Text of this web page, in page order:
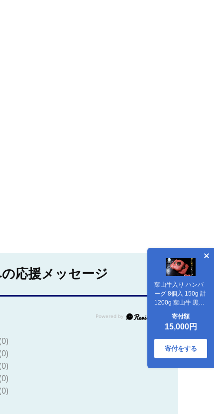
葉山牛入り ハンバ
ーグ 8個入 150g 計
1200g 葉山牛 黒毛
バーグ 手造り 合挽
き 冷凍 お取り寄せ
贈り物 ギフト 惣菜
おかず 濃厚 旨み 和
牛 時短 簡単調理 冨
寄付額
15,000円
寄付をする
応援メッセージ